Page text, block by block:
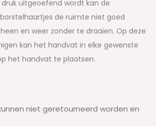
uitgeoefend wordt kan de
de ruimte niet goed
en weer zonder te draaien. Op deze
kan het handvat in elke gewenste
het handvat te plaatsen.
niet geretourneerd worden en